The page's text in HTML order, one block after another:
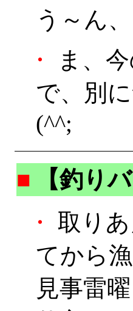
う～ん
・
ま、
で、別
(^^;
■
【釣り
・
取り
てから
見事雷